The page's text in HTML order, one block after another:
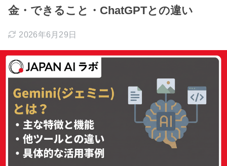
金・できること・ChatGPTとの違い
2026年6月29日